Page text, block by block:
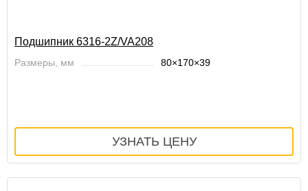
Подшипник 6316-2Z/VA208
Размеры, мм 80×170×39